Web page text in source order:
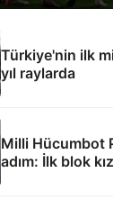
Türkiye'nin ilk
yıl raylarda
Milli Hücumbot
adım: İlk blok